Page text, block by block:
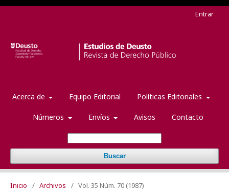
Acerca de Equipo Editorial Políticas Editoriales
Números Envíos Avisos Contacto
Buscar
Entrar
Inicio / Archivos / Vol. 35 Núm. 70 (1987)